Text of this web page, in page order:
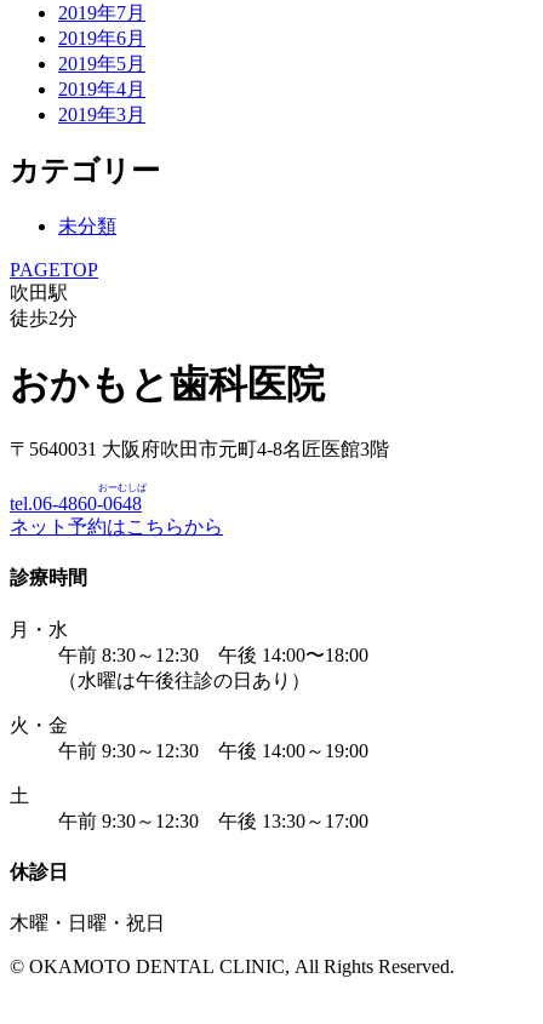
2019年7月
2019年6月
2019年5月
2019年4月
2019年3月
カテゴリー
未分類
PAGETOP
吹田駅
徒歩2分
おかもと歯科医院
〒5640031 大阪府吹田市元町4-8名匠医館3階
tel.06-4860-0648
おーむしば
ネット予約はこちらから
診療時間
月・水
午前 8:30～12:30 午後 14:00〜18:00
（水曜は午後往診の日あり）
火・金
午前 9:30～12:30 午後 14:00～19:00
土
午前 9:30～12:30 午後 13:30～17:00
休診日
木曜・日曜・祝日
© OKAMOTO DENTAL CLINIC, All Rights Reserved.